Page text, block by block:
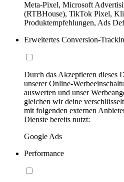
Meta-Pixel, Microsoft
(RTBHouse), TikTok Pixel,
Produktempfehlungen, Ads
Erweitertes Conversion-
Durch das Akzeptieren dieses
unserer Online-
auswerten und unser
gleichen wir deine
mit folgenden externen
Dienste bereits nutzt:
Google Ads
Performance